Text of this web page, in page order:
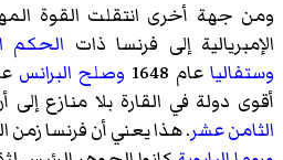
ومن جهة أخرى انتقلت القوة
الإمبريالية إلى فرنسا ذات الحكم
وستفاليا عام 1648 وصلح البرانس
أقوى دولة في القارة بلا منازع إلى
الثامن عشر. هذا يعني أن فرنسا زمن